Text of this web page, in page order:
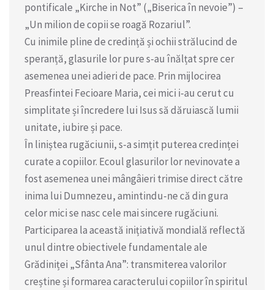
pontificale „Kirche in Not” („Biserica în nevoie”) –
„Un milion de copii se roagă Rozariul”.
Cu inimile pline de credință și ochii strălucind de
speranță, glasurile lor pure s-au înălțat spre cer
asemenea unei adieri de pace. Prin mijlocirea
Preasfintei Fecioare Maria, cei mici i-au cerut cu
simplitate și încredere lui Isus să dăruiască lumii
unitate, iubire și pace.
În liniștea rugăciunii, s-a simțit puterea credinței
curate a copiilor. Ecoul glasurilor lor nevinovate a
fost asemenea unei mângâieri trimise direct către
inima lui Dumnezeu, amintindu-ne că din gura
celor mici se nasc cele mai sincere rugăciuni.
Participarea la această inițiativă mondială reflectă
unul dintre obiectivele fundamentale ale
Grădiniței „Sfânta Ana”: transmiterea valorilor
creștine și formarea caracterului copiilor în spiritul